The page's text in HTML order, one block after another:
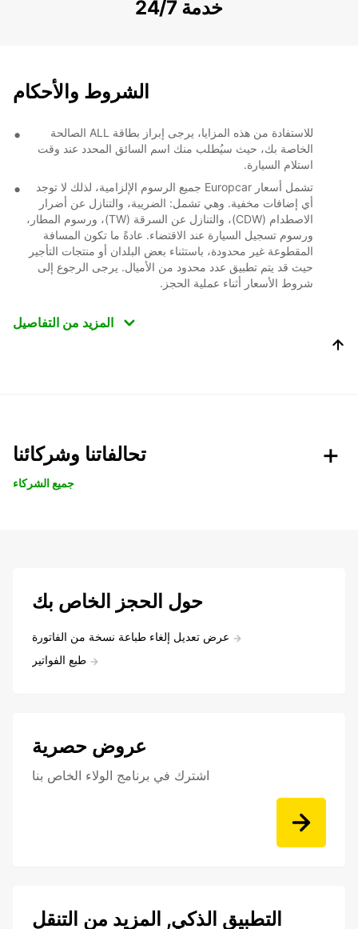
خدمة 24/7
الشروط والأحكام
للاستفادة من هذه المزايا، يرجى إبراز بطاقة ALL الصالحة
الخاصة بك، حيث سيُطلب منك اسم السائق المحدد عند وقت
استلام السيارة.
تشمل أسعار Europcar جميع الرسوم الإلزامية، لذلك لا توجد
أي إضافات مخفية. وهي تشمل: الضريبة، والتنازل عن أضرار
الاصطدام (CDW)، والتنازل عن السرقة (TW)، ورسوم المطار،
ورسوم تسجيل السيارة عند الاقتضاء. عادةً ما تكون المسافة
المقطوعة غير محدودة، باستثناء بعض البلدان أو منتجات التأجير
حيث قد يتم تطبيق عدد محدود من الأميال. يرجى الرجوع إلى
شروط الأسعار أثناء عملية الحجز.
المزيد من التفاصيل
تحالفاتنا وشركائنا
جميع الشركاء
حول الحجز الخاص بك
عرض تعديل إلغاء طباعة نسخة من الفاتورة
طبع الفواتير
عروض حصرية
اشترك في برنامج الولاء الخاص بنا
التطبيق الذكي, المزيد من التنقل